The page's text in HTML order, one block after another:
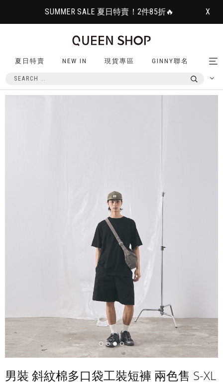
SUMMER SALE 夏日特賣！2件85折🔥 X
夏日特賣 NEW IN 現貨專區 GINNY聯名
男裝 斜紋棉多口袋工裝短褲 兩色售 S-XL